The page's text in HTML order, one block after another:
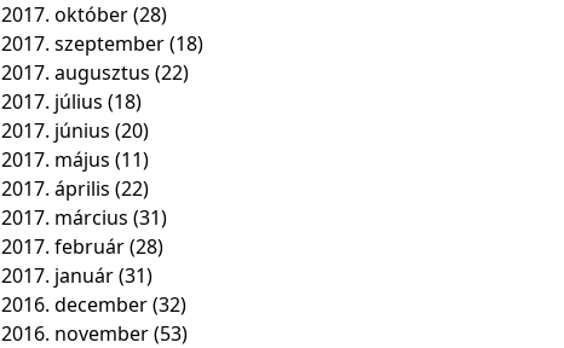
2017. október(28)
2017. szeptember(18)
2017. augusztus (22)
2017. július (18)
2017. június (20)
2017. május (11)
2017. április (22)
2017. március (31)
2017. február(28)
2017. január(31)
2016. december(32)
2016. november(53)